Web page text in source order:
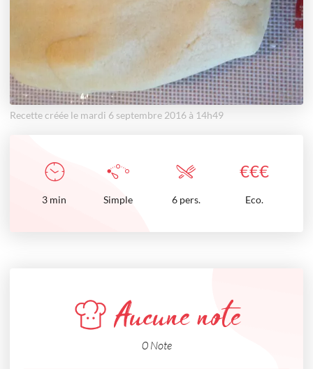
Recette créée le mardi 6 septembre 2016 à 14h49
€€€
3 min Simple 6 pers. Eco.
Aucune note
0 Note